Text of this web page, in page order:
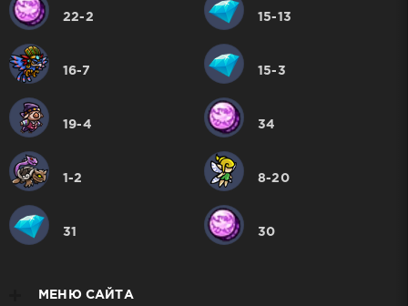
22-2 15-13
16-7 15-3
19-4 34
1-2 8-20
31 30
МЕНЮ САЙТА